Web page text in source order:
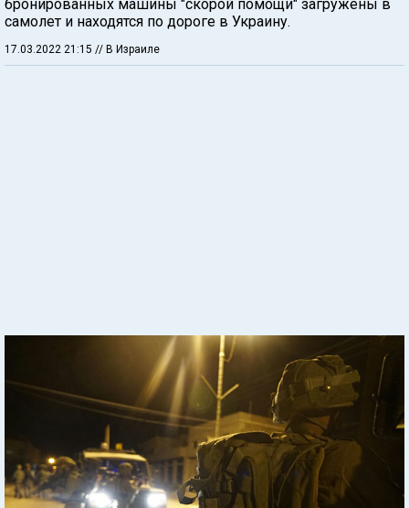
бронированных машины "скорой помощи" загружены в
самолет и находятся по дороге в Украину.
17.03.2022 21:15 // В Израиле